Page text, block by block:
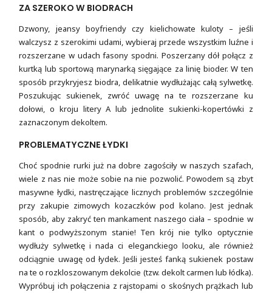
ZA SZEROKO W BIODRACH
Dzwony, jeansy boyfriendy czy kielichowate kuloty – jeśli
walczysz z szerokimi udami, wybieraj przede wszystkim luźne i
rozszerzane w udach fasony spodni. Poszerzany dół połącz z
kurtką lub sportową marynarką sięgające za linię bioder. W ten
sposób przykryjesz biodra, delikatnie wydłużając całą sylwetkę.
Poszukując sukienek, zwróć uwagę na te rozszerzane ku
dołowi, o kroju litery A lub jednolite sukienki-kopertówki z
zaznaczonym dekoltem.
PROBLEMATYCZNE ŁYDKI
Choć spodnie rurki już na dobre zagościły w naszych szafach,
wiele z nas nie może sobie na nie pozwolić. Powodem są zbyt
masywne łydki, nastręczające licznych problemów szczególnie
przy zakupie zimowych kozaczków pod kolano. Jest jednak
sposób, aby zakryć ten mankament naszego ciała – spodnie w
kant o podwyższonym stanie! Ten krój nie tylko optycznie
wydłuży sylwetkę i nada ci eleganckiego looku, ale również
odciągnie uwagę od łydek. Jeśli jesteś fanką sukienek postaw
na te o rozkloszowanym dekolcie (tzw. dekolt carmen lub łódka).
Wypróbuj ich połączenia z rajstopami o skośnych prążkach lub